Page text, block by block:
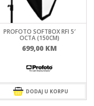
PROFOTO SOFTBOX RFI 5′
OCTA (150CM)
699,00 KM
DODAJ U KORPU